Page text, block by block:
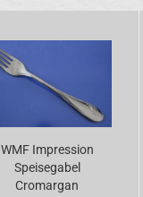
WMF Impression
Speisegabel
Cromargan